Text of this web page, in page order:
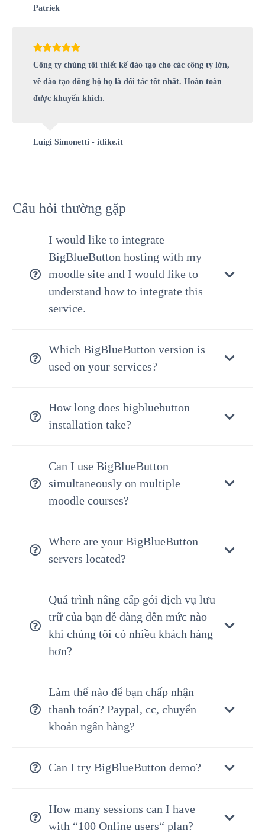
Patriek
Công ty chúng tôi thiết kế đào tạo cho các công ty lớn,
về đào tạo đồng bộ họ là đối tác tốt nhất. Hoàn toàn
được khuyến khích.
Luigi Simonetti - itlike.it
Câu hỏi thường gặp
I would like to integrate
BigBlueButton hosting with my
moodle site and I would like to
understand how to integrate this
service.
Which BigBlueButton version is
used on your services?
How long does bigbluebutton
installation take?
Can I use BigBlueButton
simultaneously on multiple
moodle courses?
Where are your BigBlueButton
servers located?
Quá trình nâng cấp gói dịch vụ lưu
trữ của bạn dễ dàng đến mức nào
khi chúng tôi có nhiều khách hàng
hơn?
Làm thế nào để bạn chấp nhận
thanh toán? Paypal, cc, chuyển
khoản ngân hàng?
Can I try BigBlueButton demo?
How many sessions can I have
with “100 Online users“ plan?